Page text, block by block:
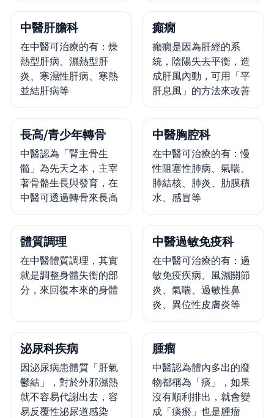
中醫肝膽科
在中醫可治療的有：燥
熱型肝病、濕熱型肝
炎、寒濕性肝病、寒熱
並結肝病等
癲癇
癲癇是因為肝經的系
統，陰陽失去平衡，造
成肝風內動，可用「平
肝息風」的方法來改善
長高/青少年轉骨
中醫認為「腎主骨生
髓」為先天之本，主宰
著骨骼生長與發育，在
中醫可透過轉骨來長高
中醫胸腔科
在中醫可治療的有：慢
性阻塞性肺病、氣喘、
肺結核、肺炎、肋膜積
水、感冒等
體質調理
在中醫體質調理，其實
就是調整身體失衡的部
分，來回復本來的身體
中醫過敏免疫科
在中醫可治療的有：過
敏免疫疾病、風濕關節
炎、氣喘、過敏性鼻
炎、異位性皮膚炎等
泌尿科疾病
因泌尿病患體質「肝氣
鬱結」，對於外邪濕熱
就不容易代謝出去，容
易反覆性泌尿道感染
腫瘤
中醫認為體內多出的廢
物都稱為「痰」，如果
沒有順利排出，就會變
成「痰瘀」也是腫瘤